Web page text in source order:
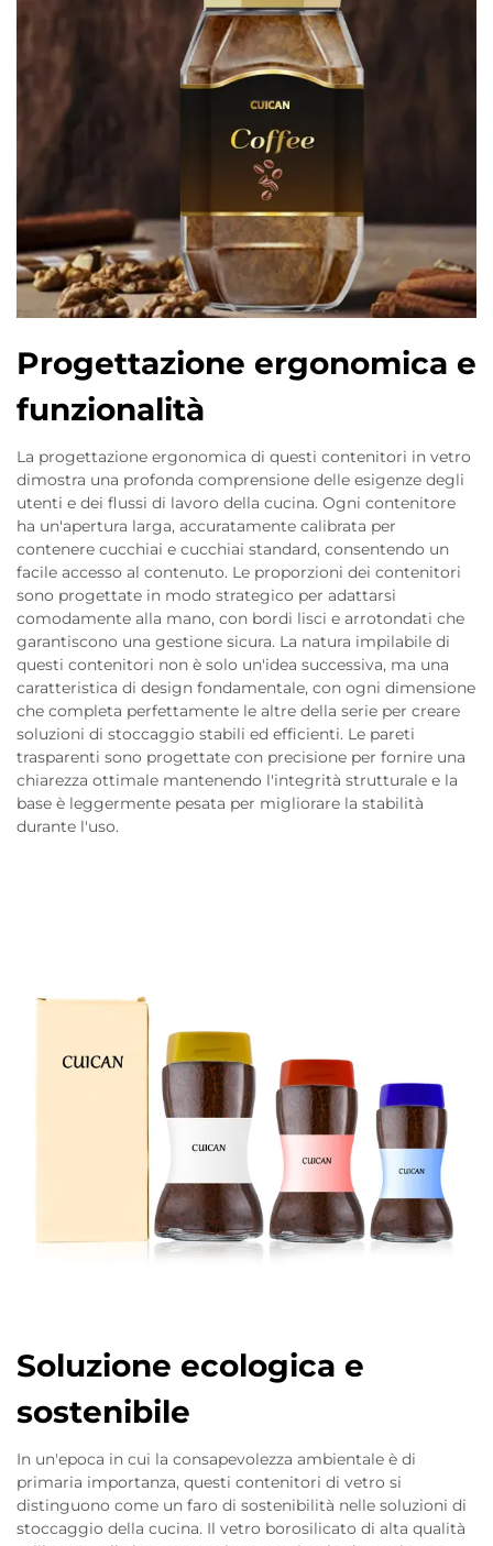
Progettazione ergonomica e
funzionalità
La progettazione ergonomica di questi contenitori in vetro
dimostra una profonda comprensione delle esigenze degli
utenti e dei flussi di lavoro della cucina. Ogni contenitore
ha un'apertura larga, accuratamente calibrata per
contenere cucchiai e cucchiai standard, consentendo un
facile accesso al contenuto. Le proporzioni dei contenitori
sono progettate in modo strategico per adattarsi
comodamente alla mano, con bordi lisci e arrotondati che
garantiscono una gestione sicura. La natura impilabile di
questi contenitori non è solo un'idea successiva, ma una
caratteristica di design fondamentale, con ogni dimensione
che completa perfettamente le altre della serie per creare
soluzioni di stoccaggio stabili ed efficienti. Le pareti
trasparenti sono progettate con precisione per fornire una
chiarezza ottimale mantenendo l'integrità strutturale e la
base è leggermente pesata per migliorare la stabilità
durante l'uso.
Soluzione ecologica e
sostenibile
In un'epoca in cui la consapevolezza ambientale è di
primaria importanza, questi contenitori di vetro si
distinguono come un faro di sostenibilità nelle soluzioni di
stoccaggio della cucina. Il vetro borosilicato di alta qualità